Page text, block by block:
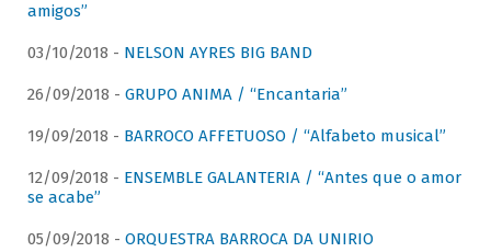
amigos”
03/10/2018 - NELSON AYRES BIG BAND
26/09/2018 - GRUPO ANIMA / “Encantaria”
19/09/2018 - BARROCO AFFETUOSO / “Alfabeto musical”
12/09/2018 - ENSEMBLE GALANTERIA / “Antes que o amor
se acabe”
05/09/2018 - ORQUESTRA BARROCA DA UNIRIO